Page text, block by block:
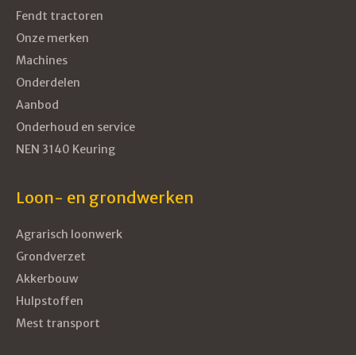
Fendt tractoren
Onze merken
Machines
Onderdelen
Aanbod
Onderhoud en service
NEN 3140 Keuring
Loon- en grondwerken
Agrarisch loonwerk
Grondverzet
Akkerbouw
Hulpstoffen
Mest transport